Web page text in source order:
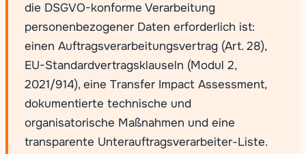
die DSGVO-konforme Verarbeitung
personenbezogener Daten erforderlich ist:
einen Auftragsverarbeitungsvertrag (Art. 28),
EU-Standardvertragsklauseln (Modul 2,
2021/914), eine Transfer Impact Assessment,
dokumentierte technische und
organisatorische Maßnahmen und eine
transparente Unterauftragsverarbeiter-Liste.